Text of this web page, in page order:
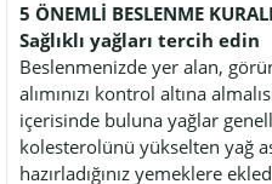
5 ÖNEMLİ BESLENME
Sağlıklı yağları tercih edin
Beslenmenizde yer alan,
alımınızı kontrol altına
içerisinde buluna yağlar
kolesterolünü yükselten yağ
hazırladığınız yemeklere